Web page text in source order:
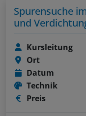
Spurensuche
und
Kursleitung
Ort
Datum
Technik
Preis